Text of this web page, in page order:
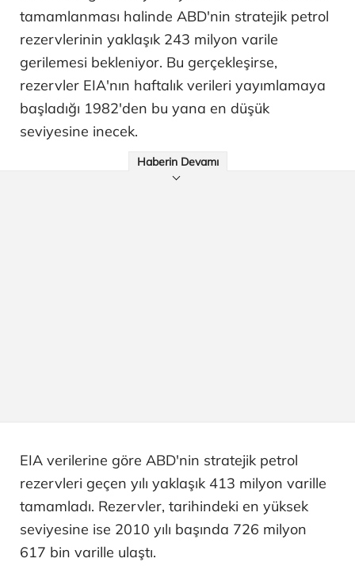
tamamlanması halinde ABD'nin stratejik petrol
rezervlerinin yaklaşık 243 milyon varile
gerilemesi bekleniyor. Bu gerçekleşirse,
rezervler EIA'nın haftalık verileri yayımlamaya
başladığı 1982'den bu yana en düşük
seviyesine inecek.
Haberin Devamı
EIA verilerine göre ABD'nin stratejik petrol
rezervleri geçen yılı yaklaşık 413 milyon varille
tamamladı. Rezervler, tarihindeki en yüksek
seviyesine ise 2010 yılı başında 726 milyon
617 bin varille ulaştı.